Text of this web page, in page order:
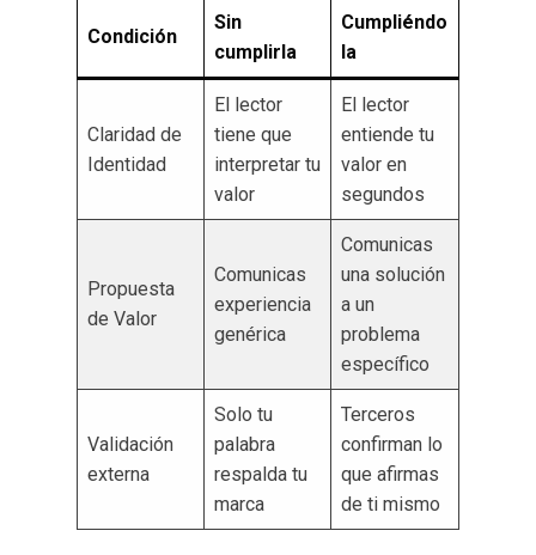
Condición
Sin
cumplirla
Cumpliéndo
la
Claridad de
Identidad
El lector
tiene que
interpretar tu
valor
El lector
entiende tu
valor en
segundos
Propuesta
de Valor
Comunicas
experiencia
genérica
Comunicas
una solución
a un
problema
específico
Validación
externa
Solo tu
palabra
respalda tu
marca
Terceros
confirman lo
que afirmas
de ti mismo